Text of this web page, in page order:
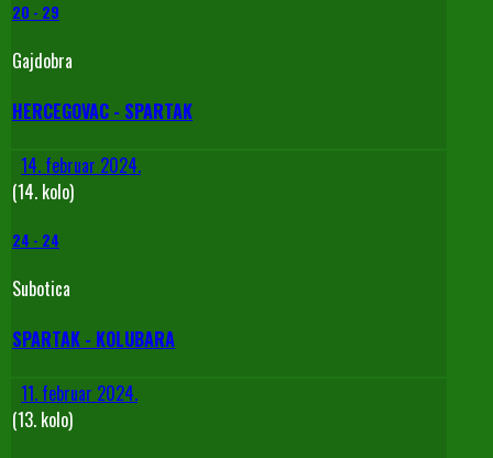
20 - 29
Gajdobra
HERCEGOVAC - SPARTAK
14. februar 2024.
(14. kolo)
24 - 24
Subotica
SPARTAK - KOLUBARA
11. februar 2024.
(13. kolo)